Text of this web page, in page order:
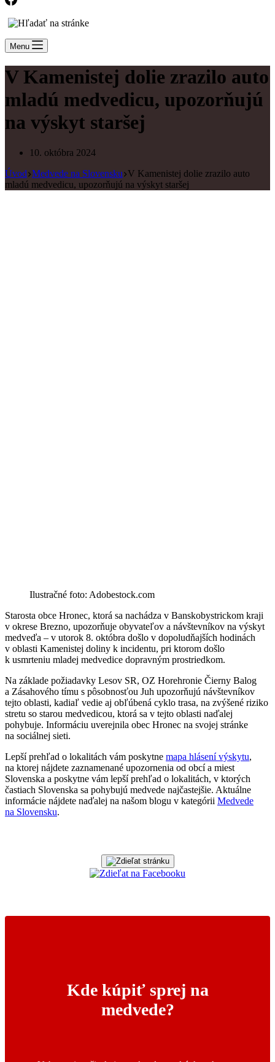
Menu
V Kamenistej dolie zrazilo auto
mladú medvedicu, upozorňujú
na výskyt staršej
10. októbra 2024
Úvod Medvede na Slovensku V Kamenistej dolie zrazilo auto
mladú medvedicu, upozorňujú na výskyt staršej
Ilustračné foto: Adobestock.com
Starosta obce Hronec, ktorá sa nachádza v Banskobystrickom kraji
v okrese Brezno, upozorňuje obyvateľov a návštevníkov na výskyt
medveďa – v utorok 8. októbra došlo v dopoludňajších hodinách
v oblasti Kamenistej doliny k incidentu, pri ktorom došlo
k usmrteniu mladej medvedice dopravným prostriedkom.
Na základe požiadavky Lesov SR, OZ Horehronie Čierny Balog
a Zásahového tímu s pôsobnosťou Juh upozorňujú návštevníkov
tejto oblasti, kadiaľ vedie aj obľúbená cyklo trasa, na zvýšené riziko
stretu so starou medvedicou, ktorá sa v tejto oblasti naďalej
pohybuje. Informáciu uverejnila obec Hronec na svojej stránke
na sociálnej sieti.
Lepší prehľad o lokalitách vám poskytne mapa hlásení výskytu,
na ktorej nájdete zaznamenané upozornenia od obcí a miest
Slovenska a poskytne vám lepší prehľad o lokalitách, v ktorých
častiach Slovenska sa pohybujú medvede najčastejšie. Aktuálne
informácie nájdete naďalej na našom blogu v kategórii Medvede
na Slovensku.
Kde kúpiť sprej na
medvede?